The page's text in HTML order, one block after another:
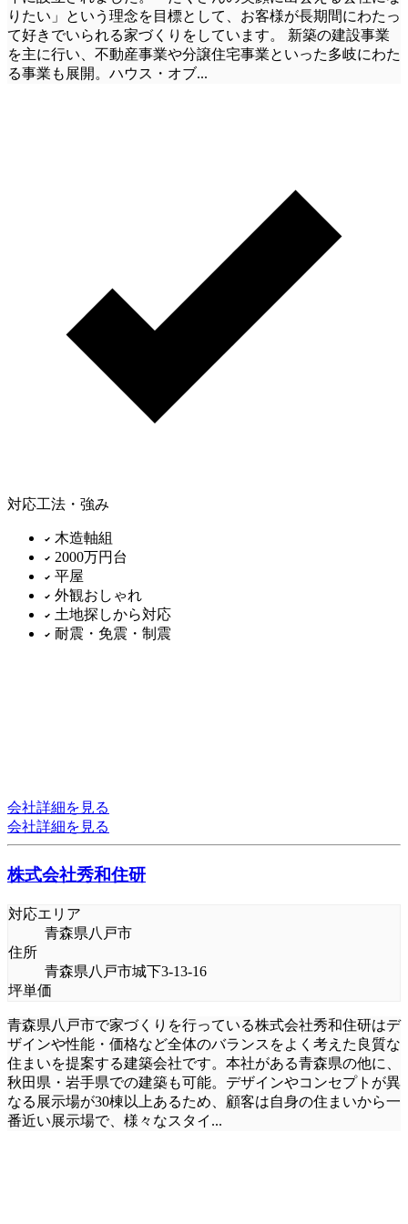
りたい」という理念を目標として、お客様が長期間にわたっ
て好きでいられる家づくりをしています。 新築の建設事業
を主に行い、不動産事業や分譲住宅事業といった多岐にわた
る事業も展開。ハウス・オブ...
対応工法・強み
木造軸組
2000万円台
平屋
外観おしゃれ
土地探しから対応
耐震・免震・制震
会社詳細を見る
会社詳細を見る
株式会社秀和住研
対応エリア
青森県八戸市
住所
青森県八戸市城下3-13-16
坪単価
青森県八戸市で家づくりを行っている株式会社秀和住研はデ
ザインや性能・価格など全体のバランスをよく考えた良質な
住まいを提案する建築会社です。本社がある青森県の他に、
秋田県・岩手県での建築も可能。デザインやコンセプトが異
なる展示場が30棟以上あるため、顧客は自身の住まいから一
番近い展示場で、様々なスタイ ...